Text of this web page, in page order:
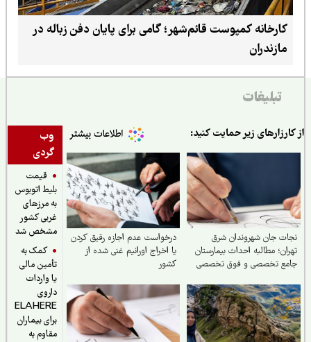
کارخانه کمپوست قائم‌شهر؛ گامی برای پایان دفن زباله در
مازندران
تبلیغات
وب
گردی
قیمت
بلیط اتوبوس
به مرزهای
غربی کشور
مشخص شد
کمک به
تأمین مالی
یا واردات
داروی
ELAHERE
برای بیماران
مقاوم به
زیر حمایت کنید:
جان شهروندان شرق
مطالبه احداث بیمارستان
تخصصی و فوق تخصصی
درخواست عدم اجازه رقیق کردن
یا اخراج اورانیم غنی شده از
کشور